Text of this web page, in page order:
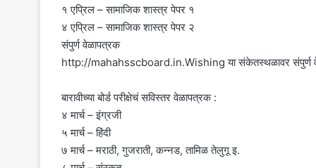
१ एप्रिल – सामाजिक शास्त्र पेपर १
४ एप्रिल – सामाजिक शास्त्र पेपर २
संपुर्ण वेळापत्रक
http://mahahsscboard.in.Wishing या संकेतस्थळावर संपुर्ण
बारावीच्या बोर्ड परीक्षेचं सविस्तर वेळापत्रक :
४ मार्च – इंग्रजी
५ मार्च – हिंदी
७ मार्च – मराठी, गुजराती, कन्नड, तामिळ तेलुगू इ.